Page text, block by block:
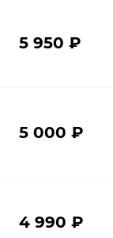
5 950 ₽
5 000 ₽
4 990 ₽